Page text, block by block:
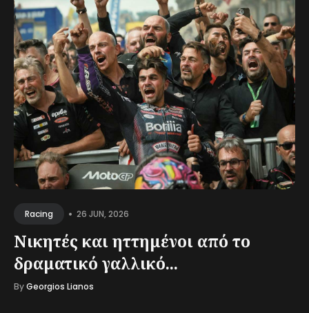
Racing • 26 JUN, 2026
Νικητές και ηττημένοι από το
δραματικό γαλλικό...
ByGeorgios Lianos